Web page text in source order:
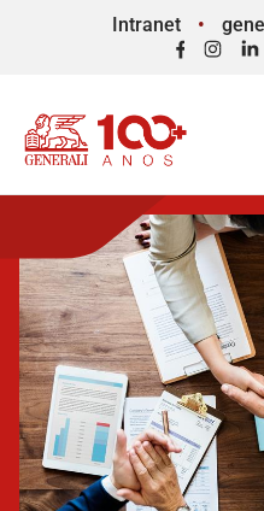
Intranet
Facebook